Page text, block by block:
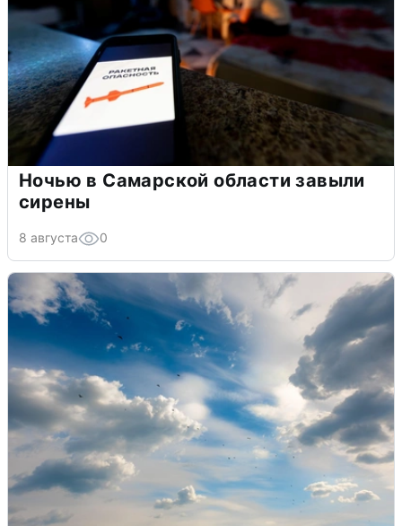
Ночью в Самарской области завыли
сирены
8 августа 0